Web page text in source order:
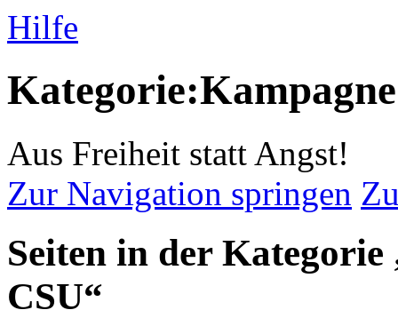
Hilfe
Aus Freiheit statt Angst!
Zur Navigation springen
Seiten in der
CSU“